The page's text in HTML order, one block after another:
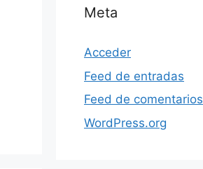
Meta
Acceder
Feed de entradas
Feed de comentarios
WordPress.org